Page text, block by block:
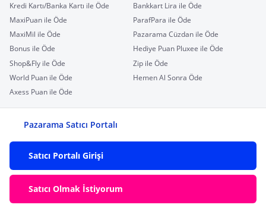
Kredi Kartı/Banka Kartı ile Öde
Bankkart Lira ile Öde
MaxiPuan ile Öde
ParafPara ile Öde
MaxiMil ile Öde
Pazarama Cüzdan ile Öde
Bonus ile Öde
Hediye Puan Pluxee ile Öde
Shop&Fly ile Öde
Zip ile Öde
World Puan ile Öde
Hemen Al Sonra Öde
Axess Puan ile Öde
Pazarama Satıcı Portalı
Satıcı Portalı Girişi
Satıcı Olmak İstiyorum